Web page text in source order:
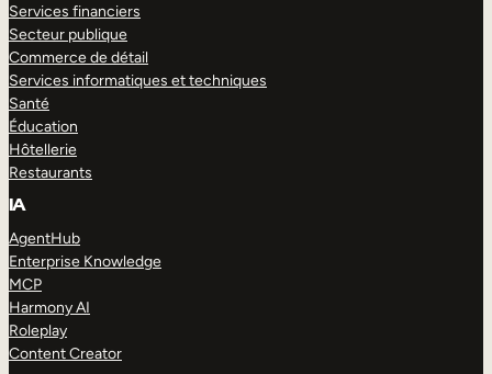
Services financiers
Secteur publique
Commerce de détail
Services informatiques et techniques
Santé
Éducation
Hôtellerie
Restaurants
IA
AgentHub
Enterprise Knowledge
MCP
Harmony AI
Roleplay
Content Creator